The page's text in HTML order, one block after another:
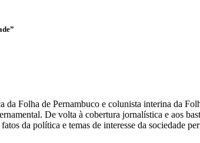
Folha de Pernambuco e colunista interina da
De volta à cobertura jornalística e aos
da política e temas de interesse da sociedade